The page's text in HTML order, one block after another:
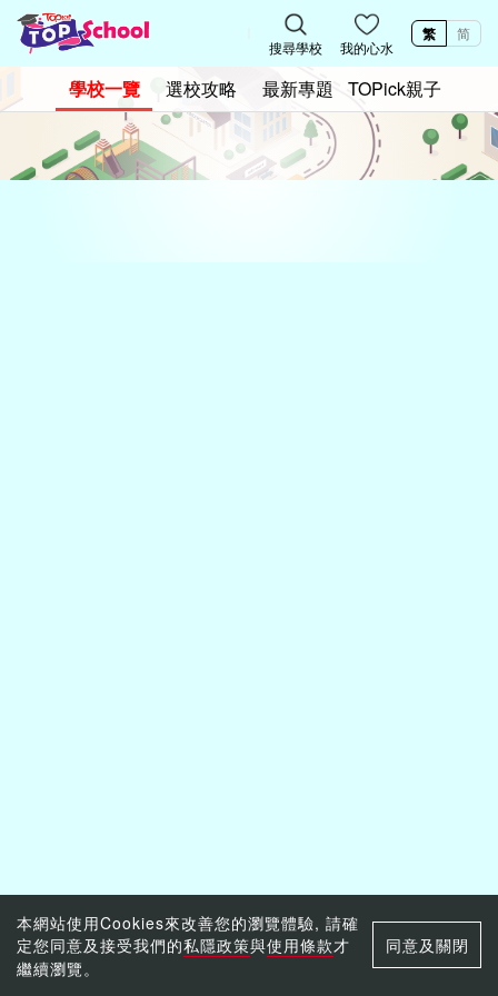
搜尋學校 我的心水
繁 简
學校一覽 選校攻略 最新專題 TOPick親子
本網站使用Cookies來改善您的瀏覽體驗, 請確
定您同意及接受我們的私隱政策與使用條款才
繼續瀏覽。
同意及關閉